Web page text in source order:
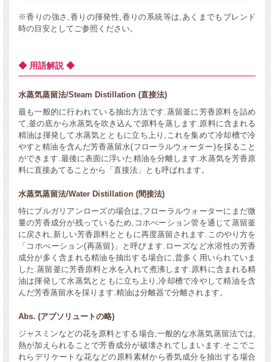
※香りの強さ,香りの揮発性,香りの系統等は,あくまでもブレンド
時の目安としてご参照ください。
◆ 用語解説 ◆
水蒸気蒸留法/Steam Distillation (直接法)
最も一般的に行われている抽出方法です.蒸留釜に芳香原料を詰め
て,釜の底から水蒸気を吹き込んで原料を蒸します.原料に含まれる
精油は揮発して水蒸気とともに立ち上り,これを集めて冷却槽で冷
やすと精油を含んだ芳香蒸留水(フローラルウォーター)を採ること
ができます.最後に表面に浮いた精油を分離します.水蒸気を芳香原
料に直接あてることから「直接法」とも呼ばれます。
水蒸気蒸留法/Water Distillation (間接法)
特にブルガリアンローズの場合は,フローラルウォーターにまだ微
量の芳香成分が残っているため,コホべーション管を通じて蒸留釜
に戻され,新しい芳香原料とともに再度蒸留されます.このやり方を
「コホべーション(再蒸留)」と呼びます.ローズなど水溶性の芳香
成分が多く含まれる精油を抽出する場合に,昔多く用いられていま
した.蒸留釜に芳香原料と水を入れて煮沸します.原料に含まれる精
油は揮発して水蒸気とともに立ち上り,冷却槽で冷やして精油を含
んだ芳香蒸留水を採ります.精油は分離器で分離されます。
Abs. (アブソリュートの略)
ジャスミンなどの花を原料とする場合,一般的な水蒸気蒸留法では,
熱が加えられることで芳香成分が破壊されてしまいます.そこでこ
れらデリケートな花などの原料素材から香気成分を抽出する場合